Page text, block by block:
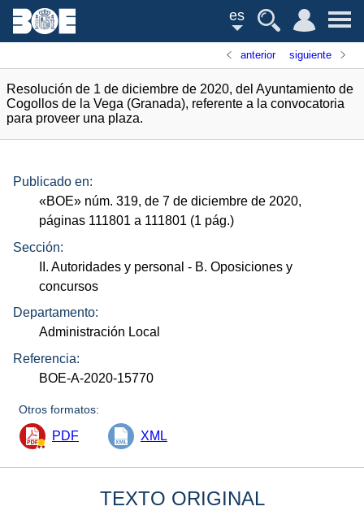
es
anterior siguiente
Resolución de 1 de diciembre de 2020, del Ayuntamiento de
Cogollos de la Vega (Granada), referente a la convocatoria
para proveer una plaza.
Publicado en:
«BOE» núm. 319, de 7 de diciembre de 2020,
páginas 111801 a 111801 (1 pág.)
Sección:
II. Autoridades y personal - B. Oposiciones y
concursos
Departamento:
Administración Local
Referencia:
BOE-A-2020-15770
Otros formatos:
PDF XML
TEXTO ORIGINAL